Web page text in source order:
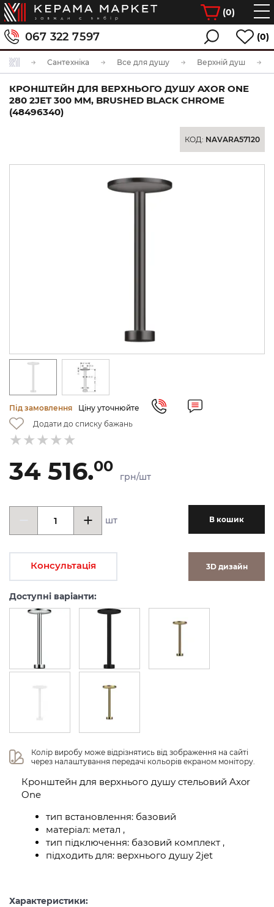
(0)
067 322 7597 (0)
Сантехніка Все для душу Верхній душ
КРОНШТЕЙН ДЛЯ ВЕРХНЬОГО ДУШУ AXOR ONE
280 2JET 300 ММ, BRUSHED BLACK CHROME
(48496340)
КОД: NAVARA57120
Під замовлення
Ціну уточнюйте
Додати до списку бажань
34 516.00
грн/шт
шт В кошик
Консультація 3D дизайн
Доступні варіанти:
Колір виробу може відрізнятись від зображення на сайті
через налаштування передачі кольорів екраном монітору.
Кронштейн для верхнього душу стельовий Axor
One
тип встановлення: базовий
матеріал: метал ,
тип підключення: базовий комплект ,
підходить для: верхнього душу 2jet
Характеристики: